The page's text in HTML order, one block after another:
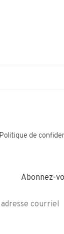
Politique de
Abonnez-